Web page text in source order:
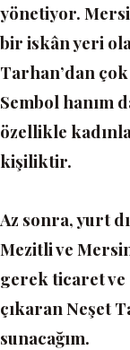
yönetiyor.
bir iskân yeri
Tarhan’dan
Sembol hanım
özellikle
kişiliktir.
Az sonra, yurt
Mezitli ve
gerek ticaret ve
çıkaran Neşet
sunacağım.